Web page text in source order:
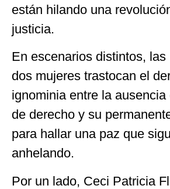
están hilando una
justicia.
En escenarios distintos, las
dos mujeres trastocan el
ignominia entre la
de derecho y su
para hallar una paz que
anhelando.
Por un lado, Ceci Patricia